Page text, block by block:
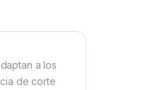
a los
de corte